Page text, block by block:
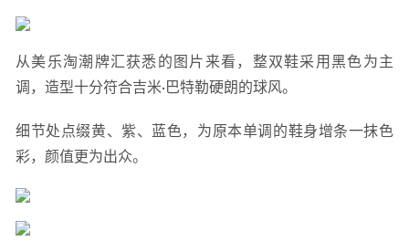
从美乐淘潮牌汇获悉的图片来看，整双鞋采用黑色为主
调，造型十分符合吉米·巴特勒硬朗的球风。
细节处点缀黄、紫、蓝色，为原本单调的鞋身增条一抹色
彩，颜值更为出众。
05-27
羊绒毛衣起球怎么办 一多半人不知道毛衣知识
12-13
抄袭Yeezy？Fear of God拖鞋曝光发售，主理人回复带节
奏！